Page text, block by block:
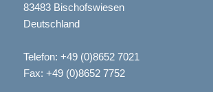
83483 Bischofswiesen
Deutschland
Telefon: +49 (0)8652 7021
Fax: +49 (0)8652 7752